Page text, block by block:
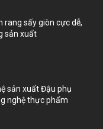
rang sấy giòn cực dễ,
sản xuất
sản xuất Đậu phụ
nghệ thực phẩm